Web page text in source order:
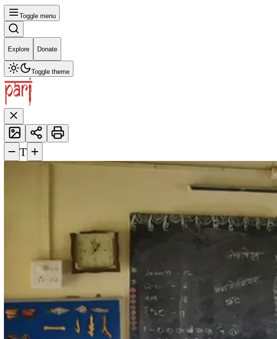
Toggle menu
Explore Donate
Toggle theme
− T +